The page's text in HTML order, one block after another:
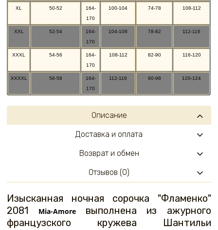
XL 50-52
164-
170
100-104 74-78 108-112
XXL 52-54
164-
170
104-108 78-82 112-116
XXXL 54-56
164-
170
108-112 82-90 116-120
XXXXL 56-58
164-
170
112-116 90-98 120-124
Описание
Изысканная ночная сорочка "Фламенко"
2081
Mia-Amoreвыполнена из ажурного
французского кружева Шантильи
Доставка и оплата
Возврат и обмен
Отзывов (0)